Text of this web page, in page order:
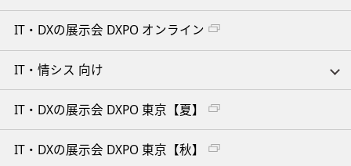
IT・DXの展示会 DXPO オンライン
IT・情シス 向け
IT・DXの展示会 DXPO 東京【夏】
IT・DXの展示会 DXPO 東京【秋】